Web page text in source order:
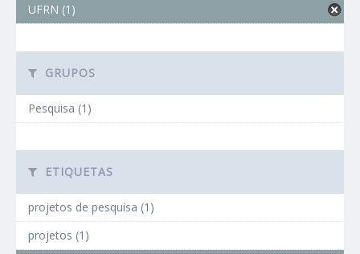
UFRN (1)
GRUPOS
Pesquisa (1)
ETIQUETAS
projetos de pesquisa (1)
projetos (1)